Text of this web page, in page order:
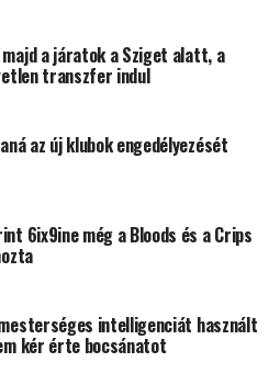
a járatok a Sziget alatt, a
transzfer indul
az új klubok engedélyezését
6ix9ine még a Bloods és a Crips
intelligenciát használt
kér érte bocsánatot